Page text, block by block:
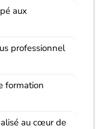
aux
professionnel
formation
au cœur de